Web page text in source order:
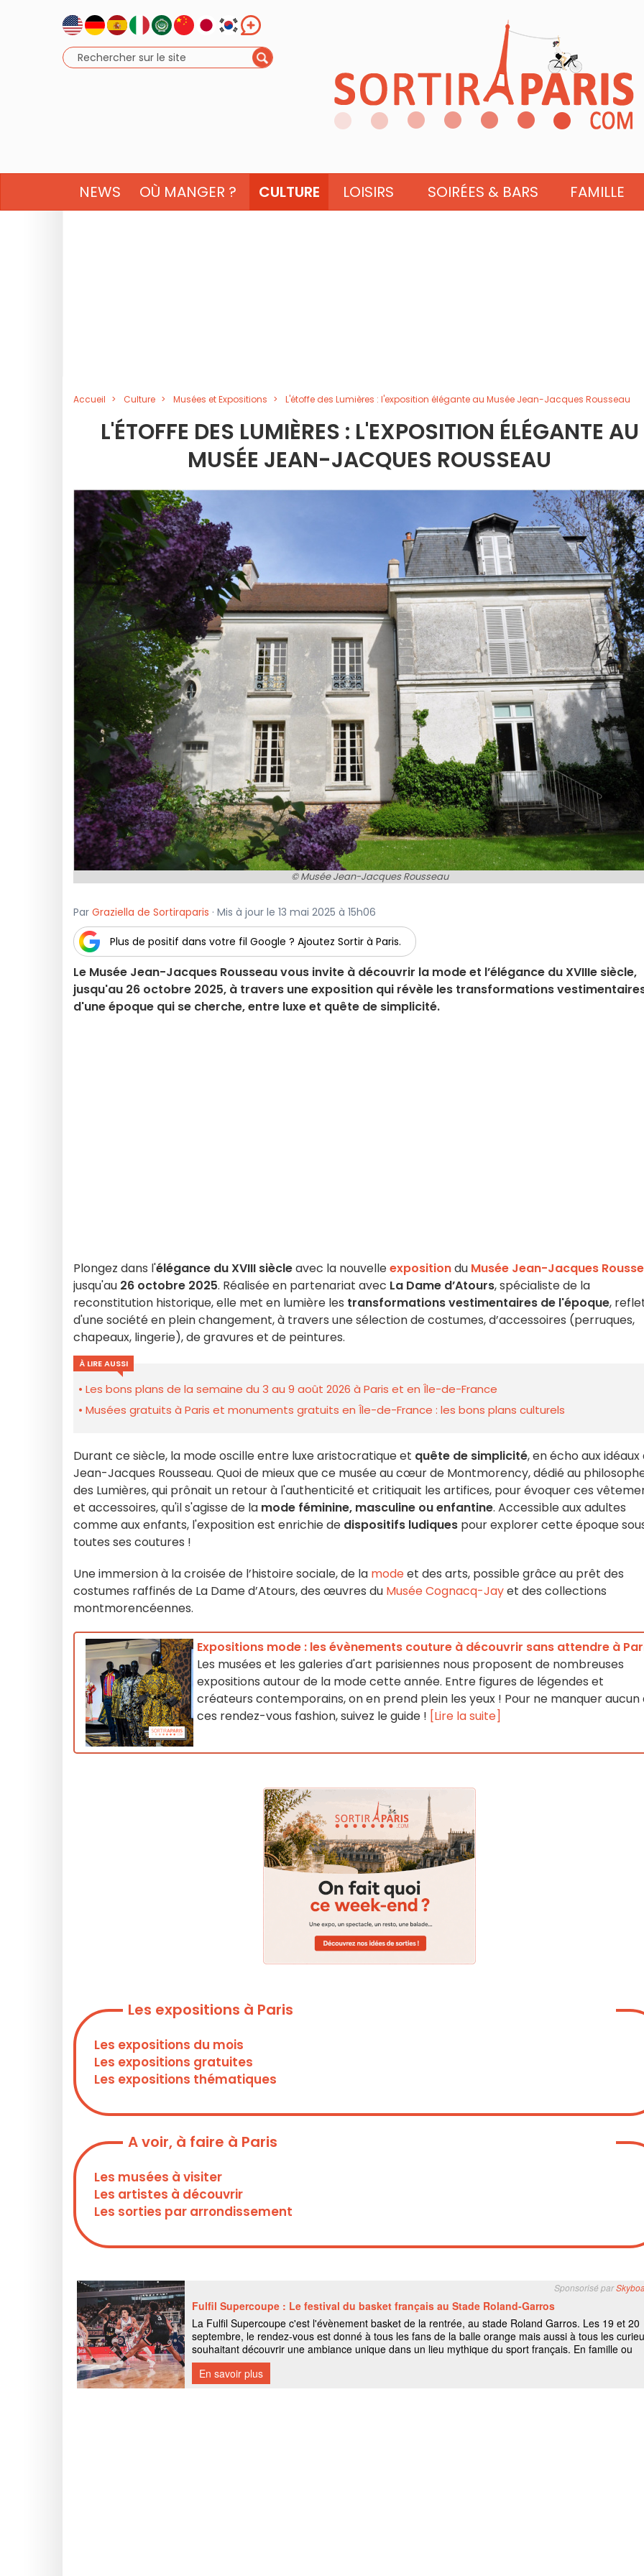
NEWS OÙ MANGER ? CULTURE LOISIRS SOIRÉES & BARS FAMILLE
Accueil Culture Musées et Expositions L'étoffe des Lumières : l'exposition élégante au Musée Jean-Jacques Rousseau
L'ÉTOFFE DES LUMIÈRES : L'EXPOSITION ÉLÉGANTE AU
MUSÉE JEAN-JACQUES ROUSSEAU
© Musée Jean-Jacques Rousseau
Par Graziella de Sortiraparis · Mis à jour le 13 mai 2025 à 15h06
Plus de positif dans votre fil Google ? Ajoutez Sortir à Paris.
Le Musée Jean-Jacques Rousseau vous invite à découvrir la mode et l’élégance du XVIIIe siècle,
jusqu'au 26 octobre 2025, à travers une exposition qui révèle les transformations
d'une époque qui se cherche, entre luxe et quête de simplicité.
Plongez dans l'élégance du XVIII siècleavec la nouvelleexpositiondu Musée Jean-Jacques
jusqu'au 26 octobre 2025. Réalisée en partenariat avec La Dame d’Atours, spécialiste de la
reconstitution historique, elle met en lumière les transformations vestimentaires de l'époque,
d'une société en plein changement, à travers une sélection de costumes, d’accessoires (perruques,
chapeaux, lingerie), de gravures et de peintures.
À LIRE AUSSI
Les bons plans de la semaine du 3 au 9 août 2026 à Paris et en Île-de-France
Musées gratuits à Paris et monuments gratuits en Île-de-France : les bons plans culturels
Durant ce siècle, la mode oscille entre luxe aristocratique et quête de simplicité, en écho aux idéaux
Jean-Jacques Rousseau. Quoi de mieux que ce musée au cœur de Montmorency, dédié au
des Lumières, qui prônait un retour à l'authenticité et critiquait les artifices, pour évoquer ces
et accessoires, qu'il s'agisse de la mode féminine, masculine ou enfantine. Accessible aux adultes
comme aux enfants, l'exposition est enrichie de dispositifs ludiques pour explorer cette époque
toutes ses coutures !
Une immersion à la croisée de l’histoire sociale, de la modeet des arts, possible grâce au prêt des
costumes raffinés de La Dame d’Atours, des œuvres du Musée Cognacq-Jayet des collections
montmorencéennes.
Expositions mode : les évènements couture à découvrir sans attendre à
Les musées et les galeries d'art parisiennes nous proposent de nombreuses
expositions autour de la mode cette année. Entre figures de légendes et
créateurs contemporains, on en prend plein les yeux ! Pour ne manquer aucun
ces rendez-vous fashion, suivez le guide ! [Lire la suite]
Les expositions à Paris
Les expositions du mois
Les expositions gratuites
Les expositions thématiques
A voir, à faire à Paris
Les musées à visiter
Les artistes à découvrir
Les sorties par arrondissement